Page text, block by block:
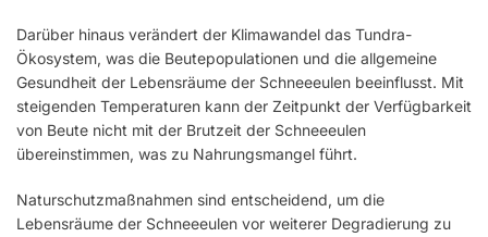
Darüber hinaus verändert der Klimawandel das Tundra-
Ökosystem, was die Beutepopulationen und die allgemeine
Gesundheit der Lebensräume der Schneeeulen beeinflusst. Mit
steigenden Temperaturen kann der Zeitpunkt der Verfügbarkeit
von Beute nicht mit der Brutzeit der Schneeeulen
übereinstimmen, was zu Nahrungsmangel führt.
Naturschutzmaßnahmen sind entscheidend, um die
Lebensräume der Schneeeulen vor weiterer Degradierung zu